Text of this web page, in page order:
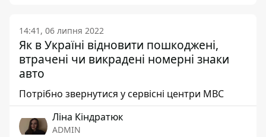
14:41, 06 липня 2022
Як в Україні відновити пошкоджені,
втрачені чи викрадені номерні знаки
авто
Потрібно звернутися у сервісні центри МВС
Ліна Кіндратюк
ADMIN